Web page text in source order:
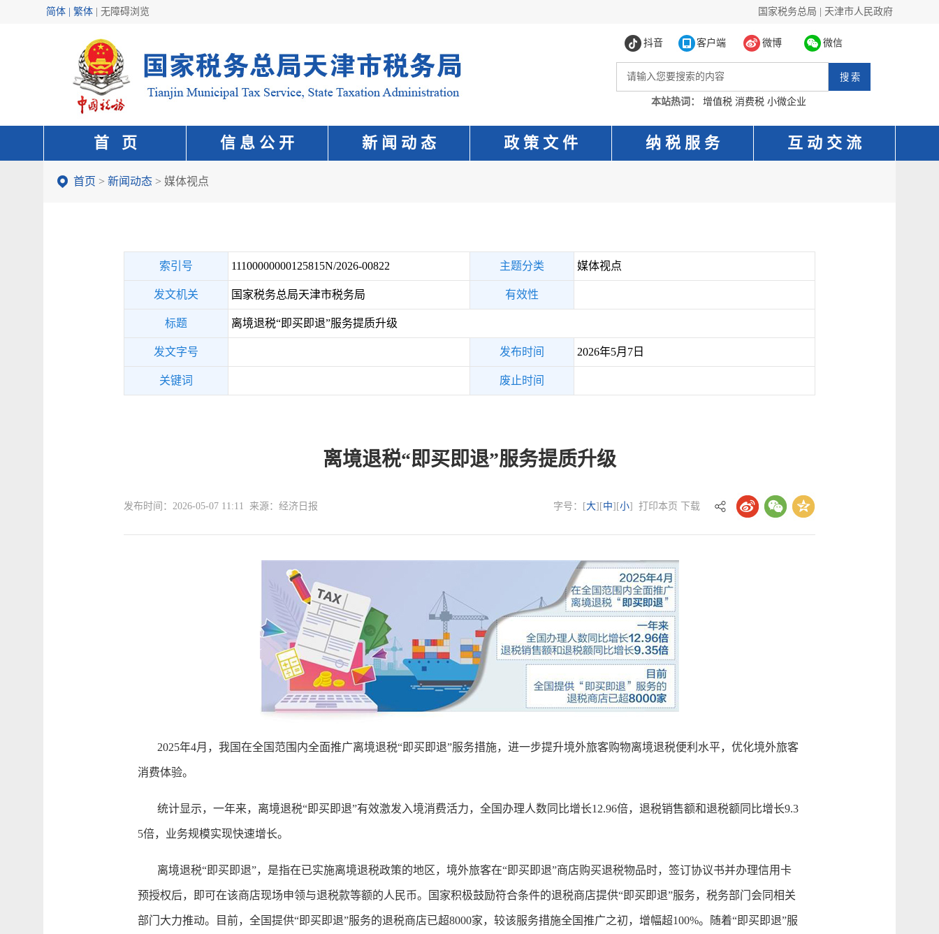
简体 | 繁体 无障碍浏览 国家税务总局 天津市人民政府
抖音 客户端 微博 微信
本站热词： 增值税 消费税 小微企业
首 页 信 息 公 开 新 闻 动 态 政 策 文 件 纳 税 服 务 互 动 交 流
首页 > 新闻动态 > 媒体视点
索引号 11100000000125815N/2026-00822 主题分类 媒体视点
发文机关 国家税务总局天津市税务局 有效性
标题 离境退税“即买即退”服务提质升级
发文字号 发布时间 2026年5月7日
关键词 废止时间
离境退税“即买即退”服务提质升级
发布时间：2026-05-07 11:11 来源：经济日报 字号：[大][中][小] 打印本页 下载
2025年4月，我国在全国范围内全面推广离境退税“即买即退”服务措施，进一步提升境外旅客购物离境退税便利水平，优化境外旅客
消费体验。
统计显示，一年来，离境退税“即买即退”有效激发入境消费活力，全国办理人数同比增长12.96倍，退税销售额和退税额同比增长9.3
5倍，业务规模实现快速增长。
离境退税“即买即退”，是指在已实施离境退税政策的地区，境外旅客在“即买即退”商店购买退税物品时，签订协议书并办理信用卡
预授权后，即可在该商店现场申领与退税款等额的人民币。国家积极鼓励符合条件的退税商店提供“即买即退”服务，税务部门会同相关
部门大力推动。目前，全国提供“即买即退”服务的退税商店已超8000家，较该服务措施全国推广之初，增幅超100%。随着“即买即退”服